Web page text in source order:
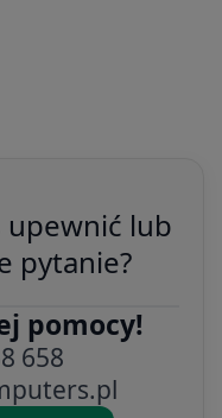
upewnić lub
pytanie?
pomocy!
658